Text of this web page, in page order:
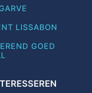
LISSABON
GOED